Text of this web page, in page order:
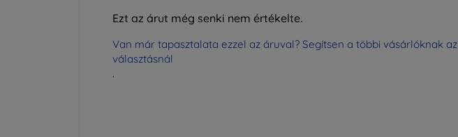
Ezt az árut még senki nem értékelte.
Van már tapasztalata ezzel az áruval? Segítsen a többi vásárlóknak az
választásnál
.